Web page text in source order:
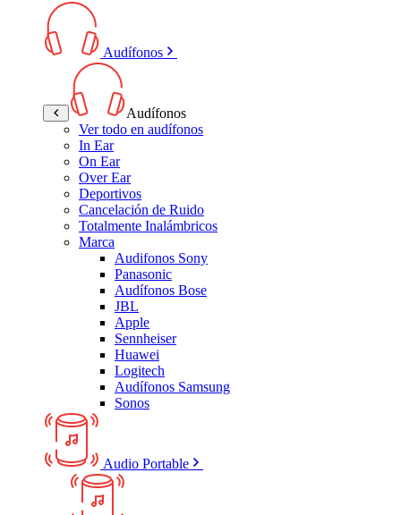
Audífonos
Audífonos
Ver todo en audífonos
In Ear
On Ear
Over Ear
Deportivos
Cancelación de Ruido
Totalmente Inalámbricos
Marca
Audifonos Sony
Panasonic
Audífonos Bose
JBL
Apple
Sennheiser
Huawei
Logitech
Audífonos Samsung
Sonos
Audio Portable